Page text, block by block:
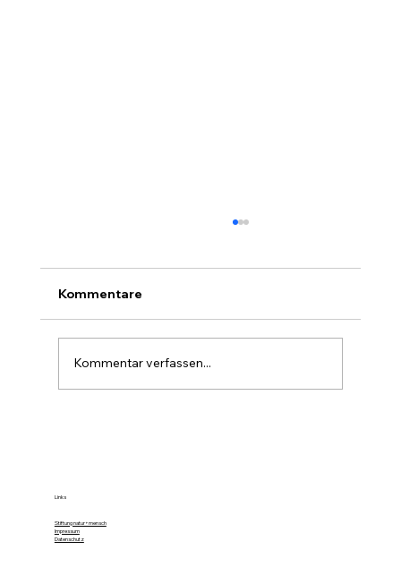
Kommentare
Kommentar verfassen...
Links
Stiftung natur+mensch
Impressum
Datenschutz